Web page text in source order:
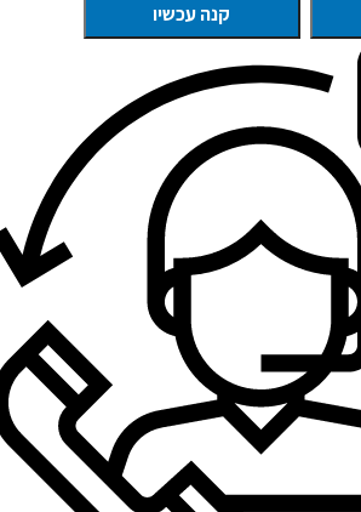
קנה עכשיו